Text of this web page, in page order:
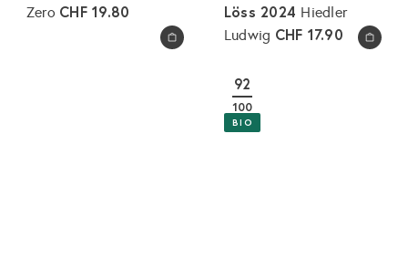
In den Warenkorb legen
Zero CHF 19.80
In den Warenkorb legen
Löss 2024 Hiedler
Ludwig CHF 17.90
92
100
BIO